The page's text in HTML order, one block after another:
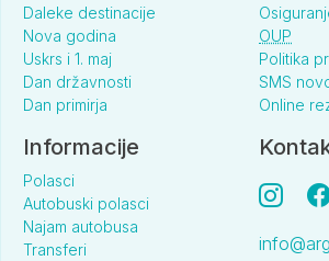
Daleke destinacije
Nova godina
Uskrs i 1. maj
Dan državnosti
Dan primirja
OUP
Politika
SMS
Online
Informacije
Polasci
Autobuski polasci
Najam autobusa
Transferi